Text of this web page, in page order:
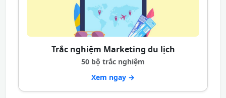
Trắc nghiệm Marketing du lịch
50 bộ trắc nghiệm
Xem ngay →